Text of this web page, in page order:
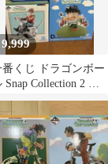
9,999
番くじ ドラゴンボー
Snap Collection 2 ま
めセット